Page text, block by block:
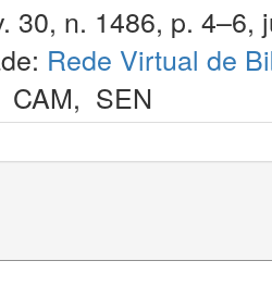
30, n. 1486, p. 4–6,
Rede Virtual de
CAM, SEN